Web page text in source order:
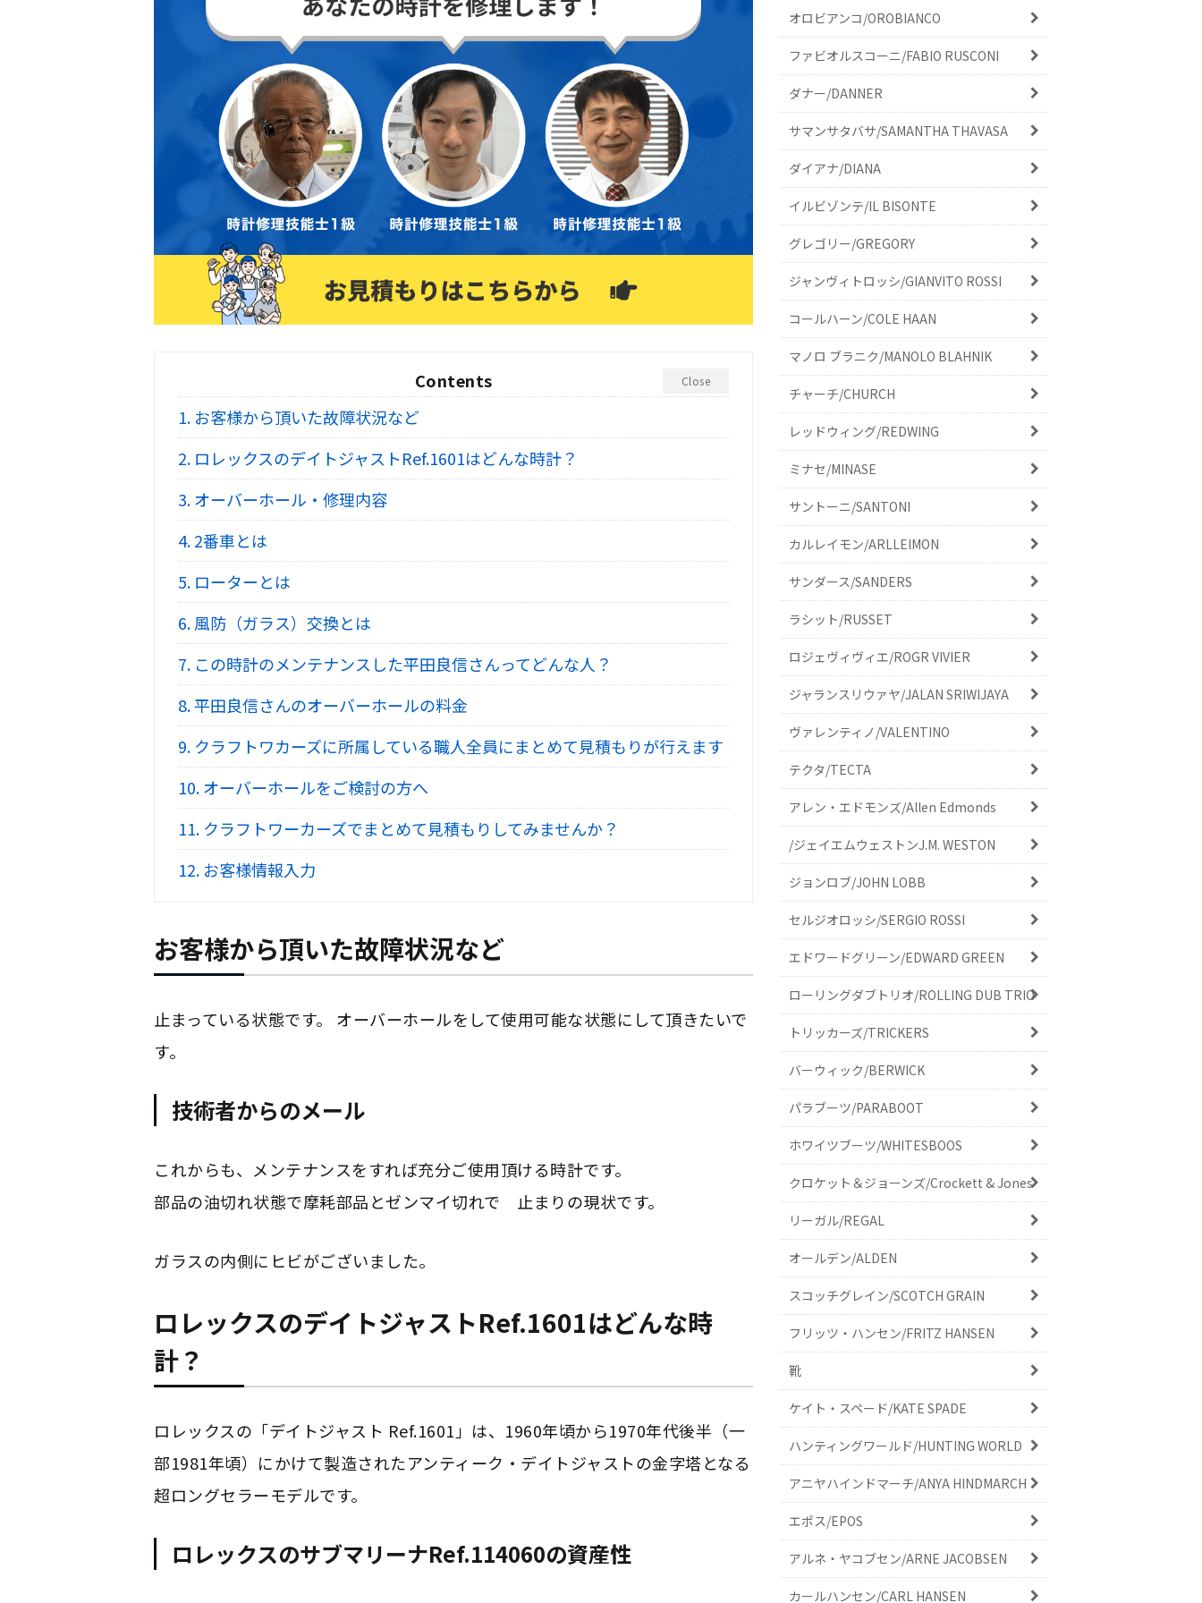
Contents Close
1. お客様から頂いた故障状況など
2. ロレックスのデイトジャストRef.1601はどんな時計？
3.オーバーホール・修理内容
4.2番車とは
5. ローターとは
6.風防（ガラス）交換とは
7. この時計のメンテナンスした平田良信さんってどんな人？
8.平田良信さんのオーバーホールの料金
9. クラフトワカーズに所属している職人全員にまとめて見積もりが行えます
10.オーバーホールをご検討の方へ
11. クラフトワーカーズでまとめて見積もりしてみませんか？
12. お客様情報入力
お客様から頂いた故障状況など
止まっている状態です。 オーバーホールをして使用可能な状態にして頂きたいで
す。
技術者からのメール
これからも、メンテナンスをすれば充分ご使用頂ける時計です。
部品の油切れ状態で摩耗部品とゼンマイ切れで 止まりの現状です。
ガラスの内側にヒビがございました。
ロレックスのデイトジャストRef.1601はどんな時
計？
ロレックスの「デイトジャスト Ref.1601」は、1960年頃から1970年代後半（一
部1981年頃）にかけて製造されたアンティーク・デイトジャストの金字塔となる
超ロングセラーモデルです。
ロレックスのサブマリーナRef.114060の資産性
オロビアンコ/OROBIANCO
ファビオルスコーニ/FABIO RUSCONI
ダナー/DANNER
サマンサタバサ/SAMANTHA THAVASA
ダイアナ/DIANA
イルビゾンテ/IL BISONTE
グレゴリー/GREGORY
ジャンヴィトロッシ/GIANVITO ROSSI
コールハーン/COLE HAAN
マノロ ブラニク/MANOLO BLAHNIK
チャーチ/CHURCH
レッドウィング/REDWING
ミナセ/MINASE
サントーニ/SANTONI
カルレイモン/ARLLEIMON
サンダース/SANDERS
ラシット/RUSSET
ロジェヴィヴィエ/ROGR VIVIER
ジャランスリウァヤ/JALAN SRIWIJAYA
ヴァレンティノ/VALENTINO
テクタ/TECTA
アレン・エドモンズ/Allen Edmonds
/ジェイエムウェストンJ.M. WESTON
ジョンロブ/JOHN LOBB
セルジオロッシ/SERGIO ROSSI
エドワードグリーン/EDWARD GREEN
ローリングダブトリオ/ROLLING DUB TRIO
トリッカーズ/TRICKERS
バーウィック/BERWICK
パラブーツ/PARABOOT
ホワイツブーツ/WHITESBOOS
クロケット＆ジョーンズ/Crockett & Jones
リーガル/REGAL
オールデン/ALDEN
スコッチグレイン/SCOTCH GRAIN
フリッツ・ハンセン/FRITZ HANSEN
靴
ケイト・スペード/KATE SPADE
ハンティングワールド/HUNTING WORLD
アニヤハインドマーチ/ANYA HINDMARCH
エポス/EPOS
アルネ・ヤコブセン/ARNE JACOBSEN
カールハンセン/CARL HANSEN